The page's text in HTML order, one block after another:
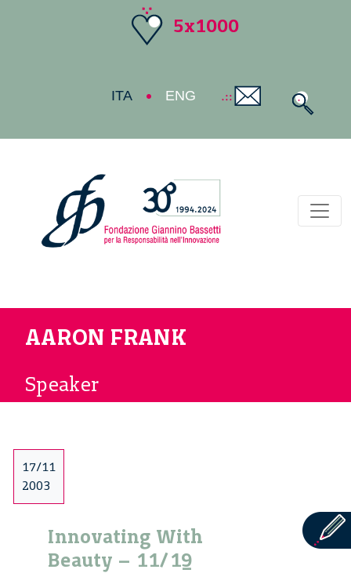
5x1000
ITA ENG
AARON FRANK
Speaker
17/11
2003
Innovating With
Beauty – 11/19